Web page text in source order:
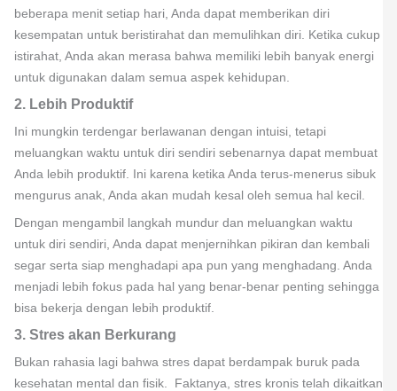
beberapa menit setiap hari, Anda dapat memberikan diri
kesempatan untuk beristirahat dan memulihkan diri. Ketika cukup
istirahat, Anda akan merasa bahwa memiliki lebih banyak energi
untuk digunakan dalam semua aspek kehidupan.
2. Lebih Produktif
Ini mungkin terdengar berlawanan dengan intuisi, tetapi
meluangkan waktu untuk diri sendiri sebenarnya dapat membuat
Anda lebih produktif. Ini karena ketika Anda terus-menerus sibuk
mengurus anak, Anda akan mudah kesal oleh semua hal kecil.
Dengan mengambil langkah mundur dan meluangkan waktu
untuk diri sendiri, Anda dapat menjernihkan pikiran dan kembali
segar serta siap menghadapi apa pun yang menghadang. Anda
menjadi lebih fokus pada hal yang benar-benar penting sehingga
bisa bekerja dengan lebih produktif.
3. Stres akan Berkurang
Bukan rahasia lagi bahwa stres dapat berdampak buruk pada
kesehatan mental dan fisik. Faktanya, stres kronis telah dikaitkan